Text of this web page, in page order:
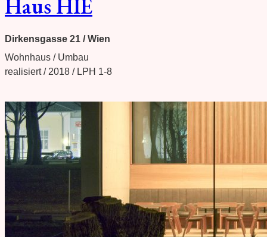
Haus HIE
Dirkensgasse 21 / Wien
Wohnhaus / Umbau
realisiert / 2018 / LPH 1-8